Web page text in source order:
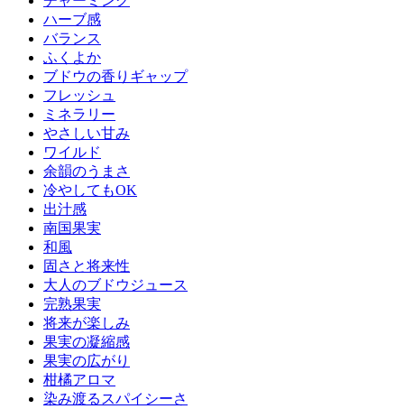
ハーブ感
バランス
ふくよか
ブドウの香りギャップ
フレッシュ
ミネラリー
やさしい甘み
ワイルド
余韻のうまさ
冷やしてもOK
出汁感
南国果実
和風
固さと将来性
大人のブドウジュース
完熟果実
将来が楽しみ
果実の凝縮感
果実の広がり
柑橘アロマ
染み渡るスパイシーさ